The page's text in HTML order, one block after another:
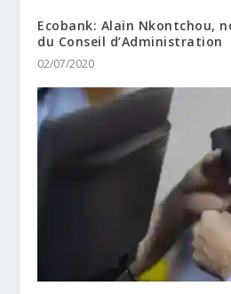
Ecobank: Alain Nkontchou,
du Conseil d’Administration
02/07/2020